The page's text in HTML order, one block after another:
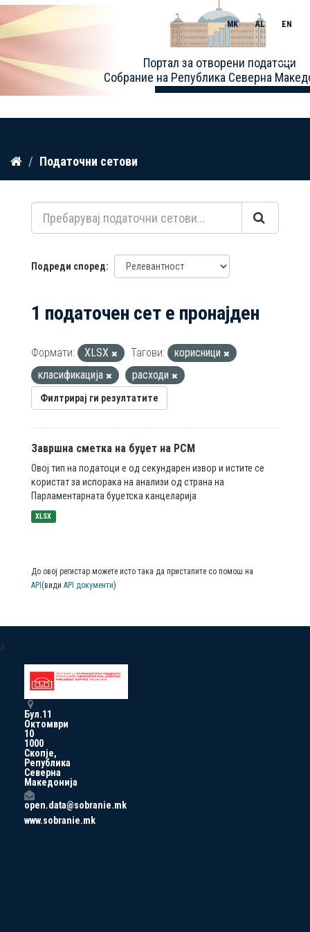
Прескокнете
содржина
Портал за отворени податоци
Собрание на Република Северна
MK AL EN
Toggle
Податочни сетови
Подреди според
1 податочен сет е пронајден
Формати: XLSX Тагови:
корисници
класификација
расходи
Филтрирај ги резултатите
Завршна сметка на буџет на РСМ
Овој тип на податоци е од секундарен извор и истите се
користат за испорака на анализи од страна на
Парламентарната буџетска канцеларија
XLSX
До овој регистар можете исто така да пристапите со помош на
API (види API документи)
a
Бул.11
Октомври
10
1000
Скопје,
Република
Северна
Македонија
open.data@sobranie.mk
www.sobranie.mk